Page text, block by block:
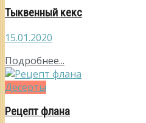
Тыквенный кекс
15.01.2020
Подробнее...
Десерты
Рецепт флана